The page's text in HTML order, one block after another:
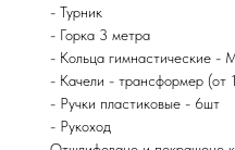
- Турник
- Горка 3 метра
- Кольца гимнастические -
- Качели - трансформер (от
- Ручки пластиковые - 6шт
- Рукоход